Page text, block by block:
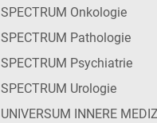
SPECTRUM Onkologie
SPECTRUM Pathologie
SPECTRUM Psychiatrie
SPECTRUM Urologie
UNIVERSUM INNERE